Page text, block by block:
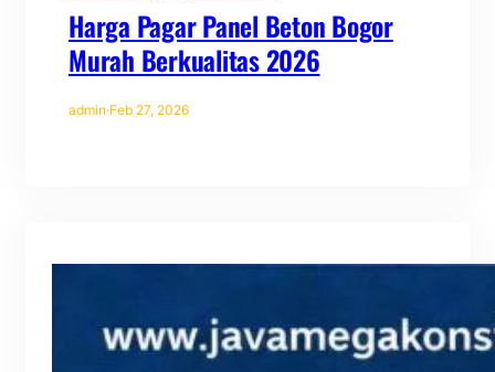
Harga Pagar Panel Beton Bogor
Murah Berkualitas 2026
admin·Feb 27, 2026